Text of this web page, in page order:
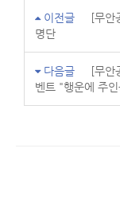
이전글
[무안
명단
다음글
[무안
벤트 "행운에 주